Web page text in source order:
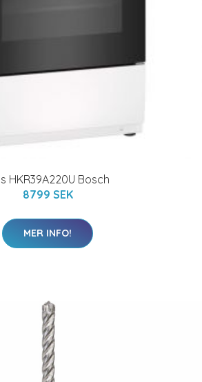
HKR39A220U Bosch
8799 SEK
MER INFO!